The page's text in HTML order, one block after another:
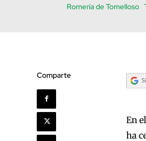
Romería de Tomelloso
Comparte
En
ha